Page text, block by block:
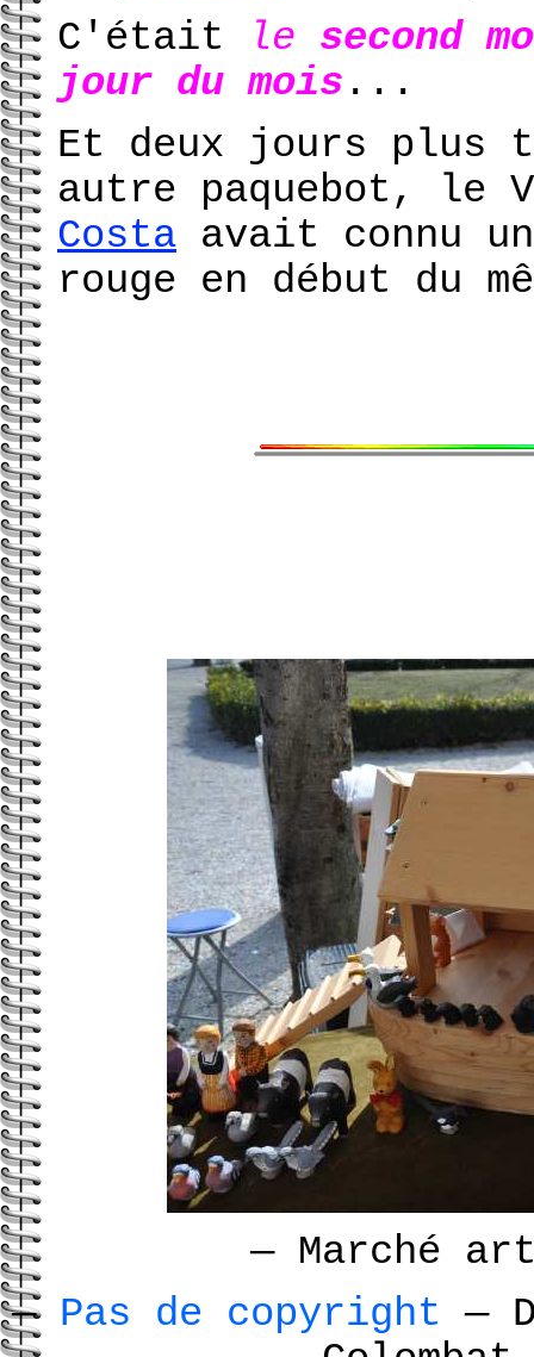
C'était
le second
jour du mois ...
Et deux jours plus
autre paquebot, le
Costa avait connu
rouge en début du
—Marché
— Pas de copyright—